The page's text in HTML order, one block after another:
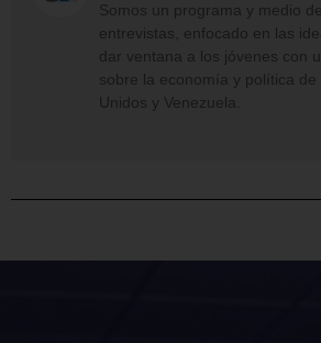
Somos un programa y medio
entrevistas, enfocado en las
dar ventana a los jóvenes con
sobre la economía y política
Unidos y Venezuela.